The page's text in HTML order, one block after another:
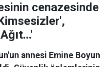
cenazesinde
annesi Emine Boyun